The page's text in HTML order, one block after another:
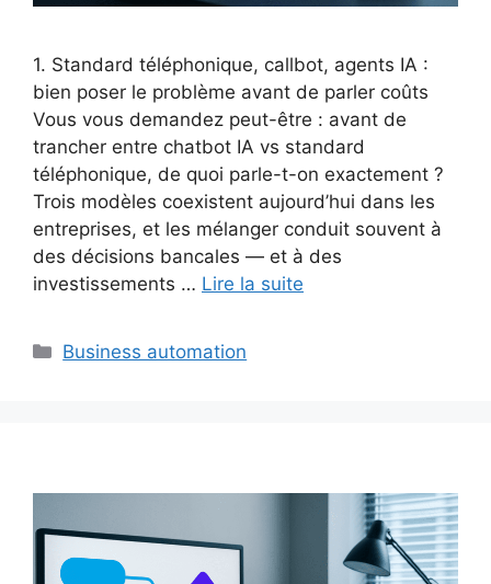
1. Standard téléphonique, callbot, agents IA :
bien poser le problème avant de parler coûts
Vous vous demandez peut-être : avant de
trancher entre chatbot IA vs standard
téléphonique, de quoi parle-t-on exactement ?
Trois modèles coexistent aujourd’hui dans les
entreprises, et les mélanger conduit souvent à
des décisions bancales — et à des
investissements … Lire la suite
Catégories
Business automation